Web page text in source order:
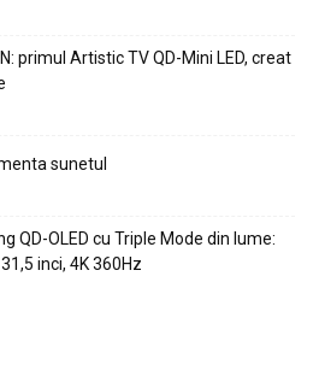
primul Artistic TV QD-Mini LED, creat
sunetul
QD-OLED cu Triple Mode din lume:
inci, 4K 360Hz